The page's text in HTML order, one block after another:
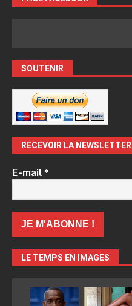
SOUTENIR
RECEVOIR LA NEWSLETTER
E-mail*
LE TEMPS EN IMAGES